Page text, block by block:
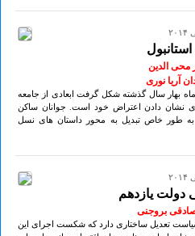
استانبول
محی الدین
آریا نوری
بهار سال گذشته شکل گرفت ابعادی از جامعه
نشان دادن اعتراض خود است. جوانان ساکن
طور خاص تبدیل به محور داستان های نسل
دولت یازدهم
بروجنی
تعدیل ساختاری دارد که شکست اجرای این